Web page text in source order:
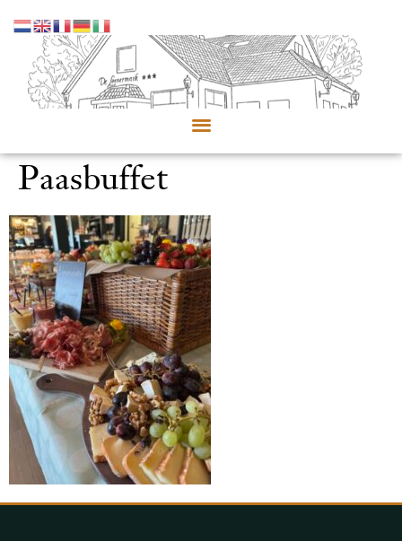
Paasbuffet